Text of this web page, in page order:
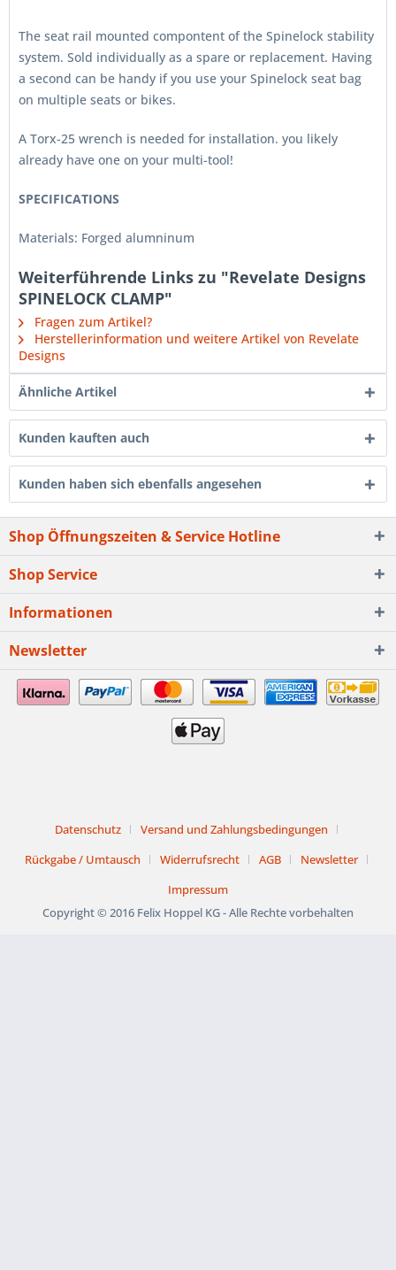
The seat rail mounted compontent of the Spinelock stability
system. Sold individually as a spare or replacement. Having
a second can be handy if you use your Spinelock seat bag
on multiple seats or bikes.
A Torx-25 wrench is needed for installation. you likely
already have one on your multi-tool!
SPECIFICATIONS
Materials: Forged alumninum
Weiterführende Links zu "Revelate Designs
SPINELOCK CLAMP"
Fragen zum Artikel?
Herstellerinformation und weitere Artikel von Revelate
Designs
Ähnliche Artikel
Kunden kauften auch
Kunden haben sich ebenfalls angesehen
Shop Öffnungszeiten & Service Hotline
Shop Service
Informationen
Newsletter
Datenschutz
Versand und Zahlungsbedingungen
Rückgabe / Umtausch
Widerrufsrecht AGB
Newsletter
Impressum
Copyright © 2016 Felix Hoppel KG - Alle Rechte vorbehalten